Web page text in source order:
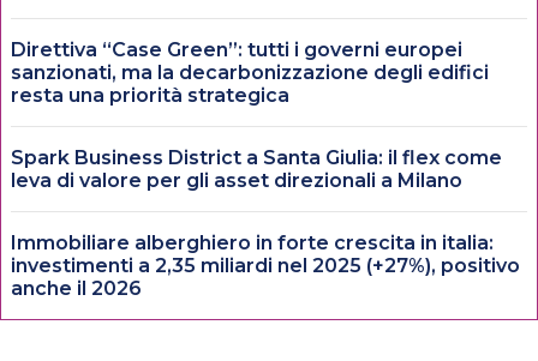
Direttiva “Case Green”: tutti i governi europei
sanzionati, ma la decarbonizzazione degli edifici
resta una priorità strategica
Spark Business District a Santa Giulia: il flex come
leva di valore per gli asset direzionali a Milano
Immobiliare alberghiero in forte crescita in italia:
investimenti a 2,35 miliardi nel 2025 (+27%), positivo
anche il 2026